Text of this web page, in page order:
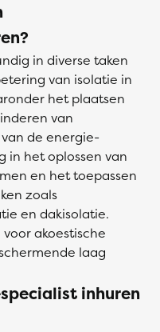
in diverse taken
van isolatie in
het plaatsen
van
de energie-
in het oplossen van
en het toepassen
zoals
en dakisolatie.
akoestische
laag
inhuren